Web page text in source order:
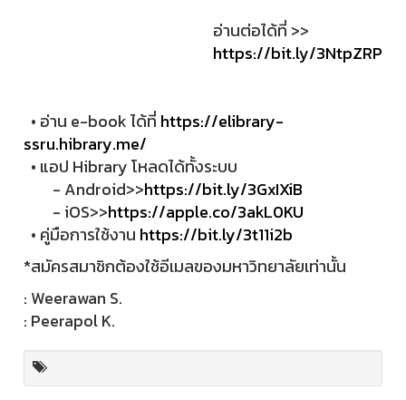
อ่านต่อได้ที่ >>
https://bit.ly/3NtpZRP
• อ่าน e-book ได้ที่ https://elibrary-
ssru.hibrary.me/
• แอป Hibrary โหลดได้ทั้งระบบ
- Android>>https://bit.ly/3GxIXiB
- iOS>>https://apple.co/3akL0KU
• คู่มือการใช้งาน https://bit.ly/3t11i2b
*สมัครสมาชิกต้องใช้อีเมลของมหาวิทยาลัยเท่านั้น
: Weerawan S.
: Peerapol K.